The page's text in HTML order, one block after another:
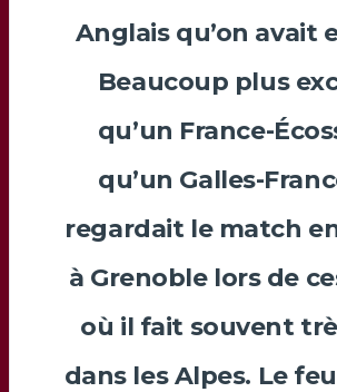
Anglais qu’on avait
Beaucoup plus
qu’un France-
qu’un Galles-
regardait le match
à Grenoblelors de
où il fait souvent
dans les Alpes. Le